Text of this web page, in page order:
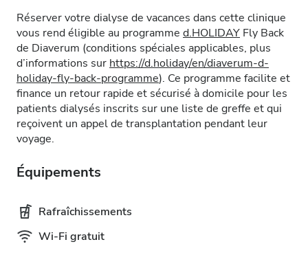
Réserver votre dialyse de vacances dans cette clinique
vous rend éligible au programme d.HOLIDAY Fly Back
de Diaverum (conditions spéciales applicables, plus
d’informations sur https://d.holiday/en/diaverum-d-
holiday-fly-back-programme). Ce programme facilite et
finance un retour rapide et sécurisé à domicile pour les
patients dialysés inscrits sur une liste de greffe et qui
reçoivent un appel de transplantation pendant leur
voyage.
Équipements
Rafraîchissements
Wi-Fi gratuit